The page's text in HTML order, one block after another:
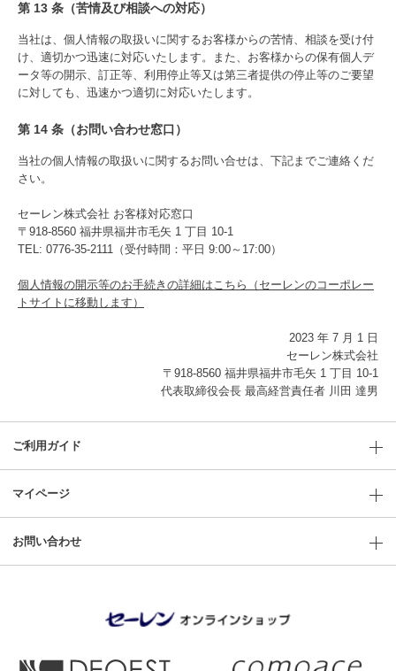
第 13 条（苦情及び相談への対応）
当社は、個人情報の取扱いに関するお客様からの苦情、相談を受け付
け、適切かつ迅速に対応いたします。また、お客様からの保有個人デ
ータ等の開示、訂正等、利用停止等又は第三者提供の停止等のご要望
に対しても、迅速かつ適切に対応いたします。
第 14 条（お問い合わせ窓口）
当社の個人情報の取扱いに関するお問い合せは、下記までご連絡くだ
さい。
セーレン株式会社 お客様対応窓口
〒918-8560 福井県福井市毛矢 1 丁目 10-1
TEL: 0776-35-2111（受付時間：平日 9:00～17:00）
個人情報の開示等のお手続きの詳細はこちら（セーレンのコーポレー
トサイトに移動します）
2023 年 7 月 1 日
セーレン株式会社
〒918-8560 福井県福井市毛矢 1 丁目 10-1
代表取締役会長 最高経営責任者 川田 達男
ご利用ガイド
マイページ
お問い合わせ